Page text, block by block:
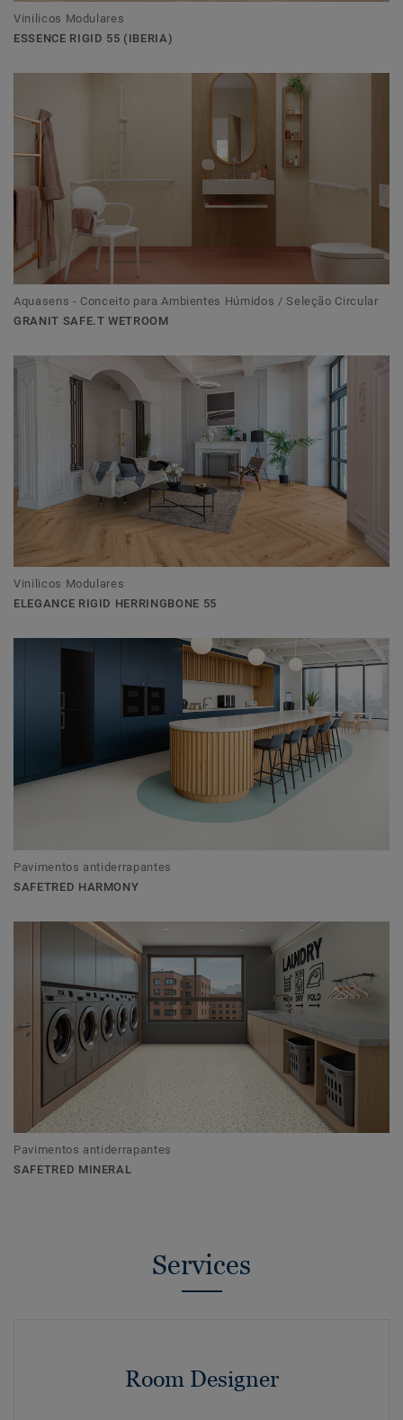
Vinilicos Modulares
ESSENCE RIGID 55 (IBERIA)
Aquasens - Conceito para Ambientes Húmidos / Seleção Circular
GRANIT SAFE.T WETROOM
Vinilicos Modulares
ELEGANCE RIGID HERRINGBONE 55
Pavimentos antiderrapantes
SAFETRED HARMONY
Pavimentos antiderrapantes
SAFETRED MINERAL
Services
Room Designer